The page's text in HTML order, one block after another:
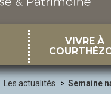
VIVRE À
Les actualités Semaine